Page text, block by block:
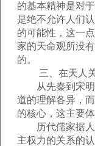
的基本精神是对
是绝不允许人们
的可能性，这一
家的天命观所没
的。
三、在天人关
从先秦到宋明
道的理解各异，
的核心，这主要
历代儒家据人
主权力的关系的